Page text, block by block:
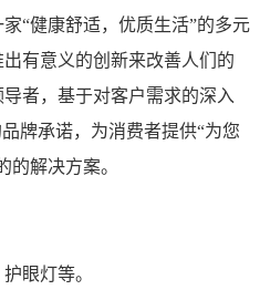
“健康舒适，优质生活”的多元
有意义的创新来改善人们的
者，基于对客户需求的深入
牌承诺，为消费者提供“为您
的解决方案。
眼灯等。